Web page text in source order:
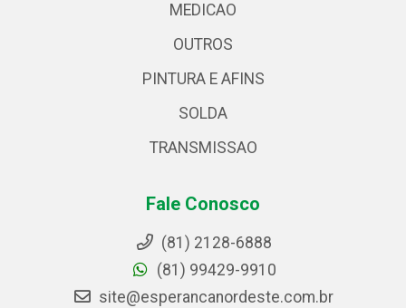
MEDICAO
OUTROS
PINTURA E AFINS
SOLDA
TRANSMISSAO
Fale Conosco
(81) 2128-6888
(81) 99429-9910
site@esperancanordeste.com.br